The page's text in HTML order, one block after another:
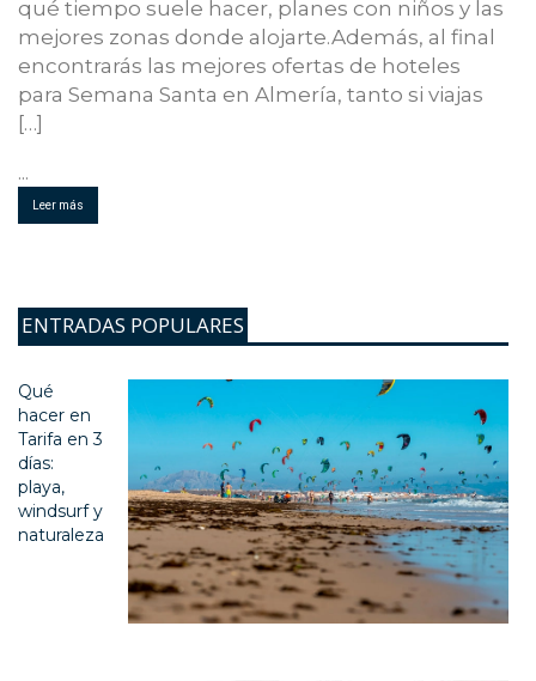
qué tiempo suele hacer, planes con niños y las
mejores zonas donde alojarte.Además, al final
encontrarás las mejores ofertas de hoteles
para Semana Santa en Almería, tanto si viajas
[…]
...
Leer más
ENTRADAS POPULARES
Qué
hacer en
Tarifa en 3
días:
playa,
windsurf y
naturaleza